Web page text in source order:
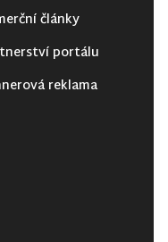
články
portálu
reklama